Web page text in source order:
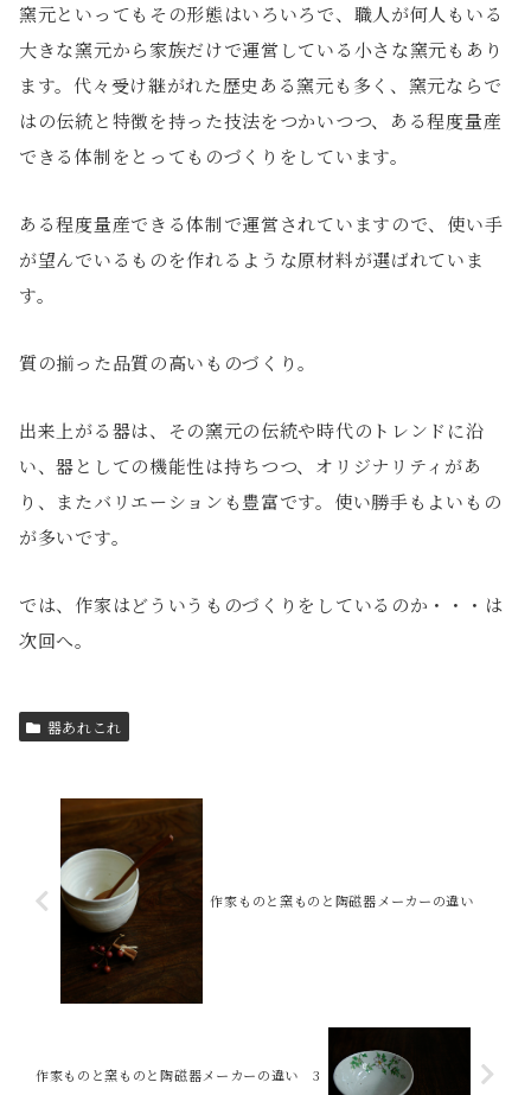
窯元といってもその形態はいろいろで、職人が何人もいる
大きな窯元から家族だけで運営している小さな窯元もあり
ます。代々受け継がれた歴史ある窯元も多く、窯元ならで
はの伝統と特徴を持った技法をつかいつつ、ある程度量産
できる体制をとってものづくりをしています。
ある程度量産できる体制で運営されていますので、使い手
が望んでいるものを作れるような原材料が選ばれていま
す。
質の揃った品質の高いものづくり。
出来上がる器は、その窯元の伝統や時代のトレンドに沿
い、器としての機能性は持ちつつ、オリジナリティがあ
り、またバリエーションも豊富です。使い勝手もよいもの
が多いです。
では、作家はどういうものづくりをしているのか・・・は
次回へ。
器あれこれ
作家ものと窯ものと陶磁器メーカーの違い
作家ものと窯ものと陶磁器メーカーの違い 3